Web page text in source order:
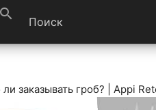
search
заказывать гроб? | Appi